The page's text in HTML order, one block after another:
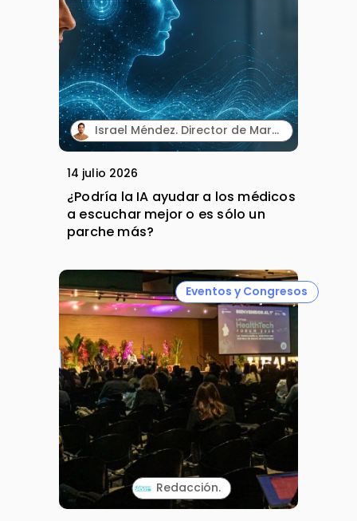
Israel Méndez. Director de Marketing Integrado. Plaud España.
14 julio 2026
¿Podría la IA ayudar a los médicos
a escuchar mejor o es sólo un
parche más?
Eventos y Congresos
Redacción.